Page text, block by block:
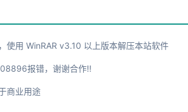
使用 WinRAR v3.10 以上版本解压本站软件
报错，谢谢合作!!
商业用途